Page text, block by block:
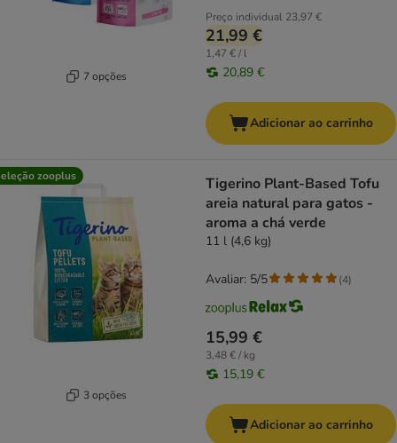
7 opções
Preço individual 23,97 €
21,99 €
1,47 € / l
20,89 €
Adicionar ao carrinho
zooplus
3 opções
Tigerino Plant-Based Tofu
areia natural para gatos -
aroma a chá verde
11 l (4,6 kg)
15,99 €
3,48 € / kg
15,19 €
Avaliar: 5/5 (4)
Adicionar ao carrinho